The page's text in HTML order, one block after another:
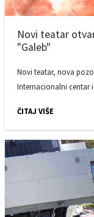
Novi teatar
"Galeb"
Novi teatar, nova
Internacionalni centar
ČITAJ VIŠE